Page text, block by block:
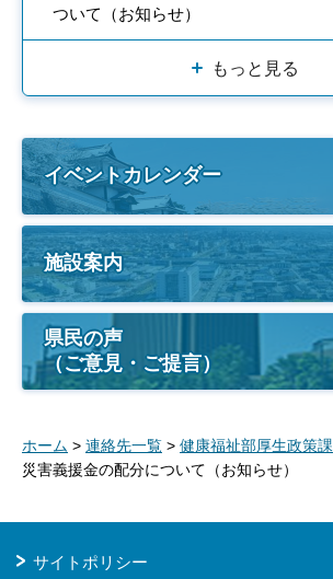
ついて（お知らせ）
もっと見る
イベントカレンダー
施設案内
県民の声
（ご意見・ご提言）
ホーム > 連絡先一覧 > 健康福祉部厚生政策課
災害義援金の配分について（お知らせ）
サイトポリシー